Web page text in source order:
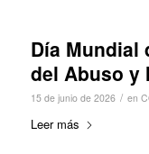
Día Mundial
del Abuso y
15 de junio de 2026 / en
Leer más